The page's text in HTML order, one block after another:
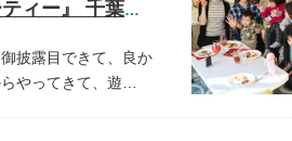
開催しました! 『新築お披露目パーティー』 千葉県柏市 T様宅
披露目できて、良か
やってきて、遊…